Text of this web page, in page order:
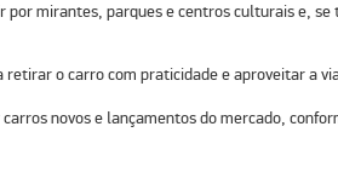
pormirantes, parques e centros culturaise, se
o carro com praticidade e aproveitar a
novos e lançamentos do mercado,